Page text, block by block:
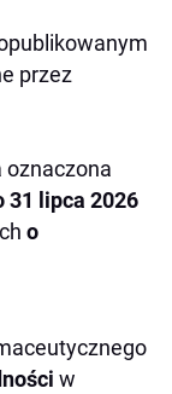
przez
oznaczona
31 lipca 2026
o
w